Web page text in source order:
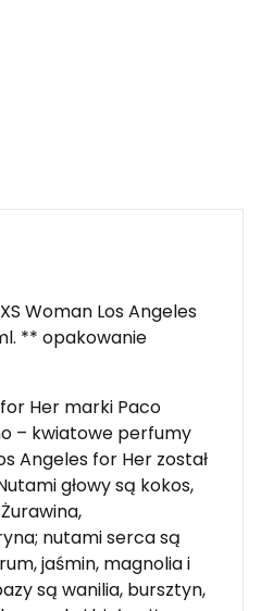
Woman Los Angeles
** opakowanie
Her marki Paco
– kwiatowe perfumy
Angeles for Her został
głowy są kokos,
nutami serca są
jaśmin, magnolia i
są wanilia, bursztyn,